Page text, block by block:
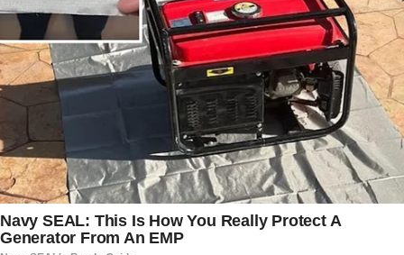
possa ser analisada de forma criteriosa, evitando
a circulação de rumores ou conteúdos sem
confirmação que possam dificultar o andamento
das investigações.
À medida que novos elementos são incorporados
ao inquérito, cresce a expectativa por respostas
que esclareçam o paradeiro das primas e
permitam compreender exatamente o que